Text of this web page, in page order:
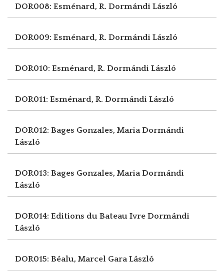
DOR008: Esménard, R. Dormándi László
DOR009: Esménard, R. Dormándi László
DOR010: Esménard, R. Dormándi László
DOR011: Esménard, R. Dormándi László
DOR012: Bages Gonzales, MariaDormándi
László
DOR013: Bages Gonzales, MariaDormándi
László
DOR014: Editions du Bateau Ivre Dormándi
László
DOR015: Béalu, Marcel Gara László